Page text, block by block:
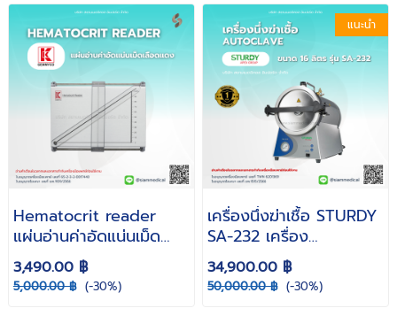
Hematocrit reader
แผ่นอ่านค่าอัดแน่นเม็ด
เลือดแดง (วัสดุอลูมิเนียม
แข็งแรง ทนมาน)
3,490.00 ฿
5,000.00 ฿ (-30%)
แนะนำ
เครื่องนึ่งฆ่าเชื้อ STURDY
SA-232 เครื่อง
Autoclave ขนาด 16 ลิตร
หม้อนึ่งฆ่าเชื้อ ประกัน 1 ปี
34,900.00 ฿
50,000.00 ฿ (-30%)